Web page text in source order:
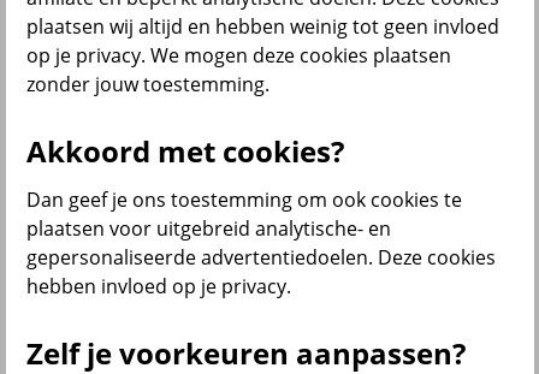
plaatsen wij altijd en hebben weinig tot geen invloed
op je privacy. We mogen deze cookies plaatsen
zonder jouw toestemming.
Akkoord met cookies?
Dan geef je ons toestemming om ook cookies te
plaatsen voor uitgebreid analytische- en
gepersonaliseerde advertentiedoelen. Deze cookies
hebben invloed op je privacy.
Zelf je voorkeuren aanpassen?